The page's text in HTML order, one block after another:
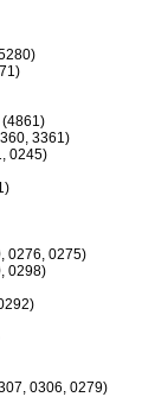
3361)
0245)
0276, 0275)
0298)
0306, 0279)